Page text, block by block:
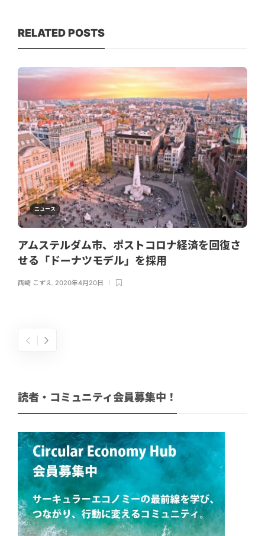
RELATED POSTS
ニュース
アムステルダム市、ポストコロナ経済を回復さ
せる「ドーナツモデル」を採用
西崎 こずえ, 2020年4月20日
読者・コミュニティ会員募集中！